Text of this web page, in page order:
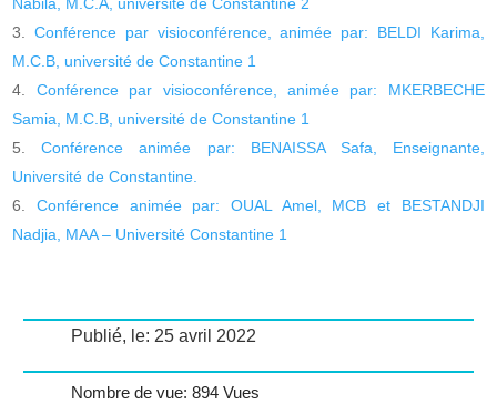
Conférence par visioconférence, animée par: BELDI Karima,
M.C.B, université de Constantine 1
Conférence par visioconférence, animée par: MKERBECHE
Samia, M.C.B, université de Constantine 1
Conférence animée par: BENAISSA Safa, Enseignante,
Université de Constantine.
Conférence animée par: OUAL Amel, MCB et BESTANDJI
Nadjia, MAA – Université Constantine 1
Publié, le: 25 avril 2022
Nombre de vue: 894 Vues